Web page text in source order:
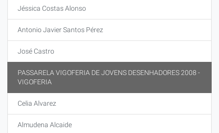
Jéssica Costas Alonso
Antonio Javier Santos Pérez
José Castro
PASSARELA VIGOFERIA DE JOVENS DESENHADORES 2008 -
VIGOFERIA
Celia Alvarez
Almudena Alcaide